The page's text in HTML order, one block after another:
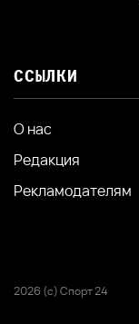
ССЫЛКИ
О нас
Редакция
Рекламодателям
2026 (с) Спорт 24